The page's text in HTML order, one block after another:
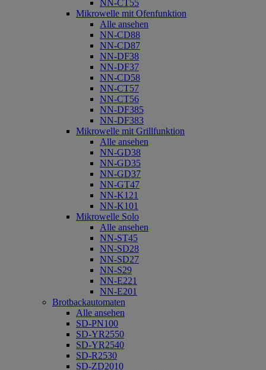
NN-CT55
Mikrowelle mit Ofenfunktion
Alle ansehen
NN-CD88
NN-CD87
NN-DF38
NN-DF37
NN-CD58
NN-CT57
NN-CT56
NN-DF385
NN-DF383
Mikrowelle mit Grillfunktion
Alle ansehen
NN-GD38
NN-GD35
NN-GD37
NN-GT47
NN-K121
NN-K101
Mikrowelle Solo
Alle ansehen
NN-ST45
NN-SD28
NN-SD27
NN-S29
NN-E221
NN-E201
Brotbackautomaten
Alle ansehen
SD-PN100
SD-YR2550
SD-YR2540
SD-R2530
SD-ZD2010